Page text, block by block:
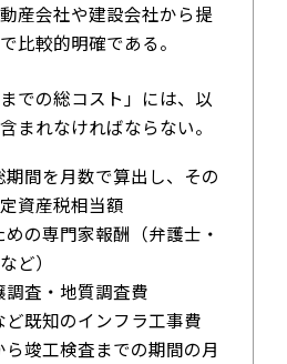
産会社や建設会社から提
比較的明確である。
での総コスト」には、以
まれなければならない。
間を月数で算出し、その
資産税相当額
の専門家報酬（弁護士・
ど）
査・地質調査費
ど既知のインフラ工事費
竣工検査までの期間の月